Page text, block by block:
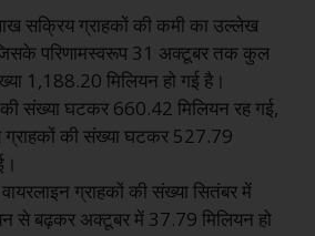
सक्रिय ग्राहकों की कमी का उल्लेख
परिणामस्वरूप 31 अक्टूबर तक कुल
1,188.20 मिलियन हो गई है।
की संख्या घटकर 660.42 मिलियन रह गई,
ग्राहकों की संख्या घटकर 527.79
ग्राहकों की संख्या सितंबर में
से बढ़कर अक्टूबर में 37.79 मिलियन हो